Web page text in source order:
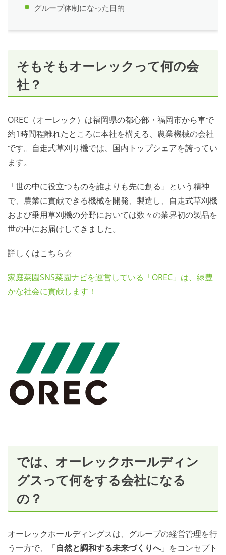
グループ体制になった目的
そもそもオーレックって何の会
社？
OREC（オーレック）は福岡県の都心部・福岡市から車で
約1時間程離れたところに本社を構える、農業機械の会社
です。自走式草刈り機では、国内トップシェアを誇ってい
ます。
「世の中に役立つものを誰よりも先に創る」という精神
で、農業に貢献できる機械を開発、製造し、自走式草刈機
および乗用草刈機の分野においては数々の業界初の製品を
世の中にお届けしてきました。
詳しくはこちら☆
家庭菜園SNS菜園ナビを運営している「OREC」は、緑豊
かな社会に貢献します！
では、オーレックホールディン
グスって何をする会社になる
の？
オーレックホールディングスは、グループの経営管理を行
う一方で、「自然と調和する未来づくりへ」をコンセプト